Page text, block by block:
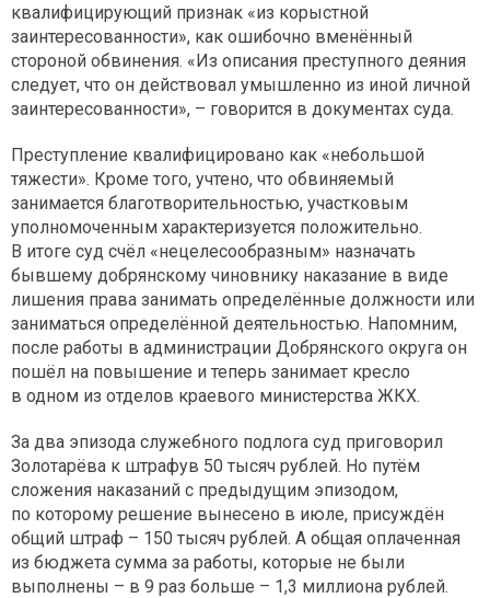
квалифицирующий признак «из корыстной
заинтересованности», как ошибочно вменённый
стороной обвинения. «Из описания преступного деяния
следует, что он действовал умышленно из иной личной
заинтересованности», – говорится в документах суда.
Преступление квалифицировано как «небольшой
тяжести». Кроме того, учтено, что обвиняемый
занимается благотворительностью, участковым
уполномоченным характеризуется положительно.
В итоге суд счёл «нецелесообразным» назначать
бывшему добрянскому чиновнику наказание в виде
лишения права занимать определённые должности или
заниматься определённой деятельностью. Напомним,
после работы в администрации Добрянского округа он
пошёл на повышение и теперь занимает кресло
в одном из отделов краевого министерства ЖКХ.
За два эпизода служебного подлога суд приговорил
Золотарёва к штрафув 50 тысяч рублей. Но путём
сложения наказаний с предыдущим эпизодом,
по которому решение вынесено в июле, присуждён
общий штраф – 150 тысяч рублей. А общая оплаченная
из бюджета сумма за работы, которые не были
выполнены – в 9 раз больше – 1,3 миллиона рублей.